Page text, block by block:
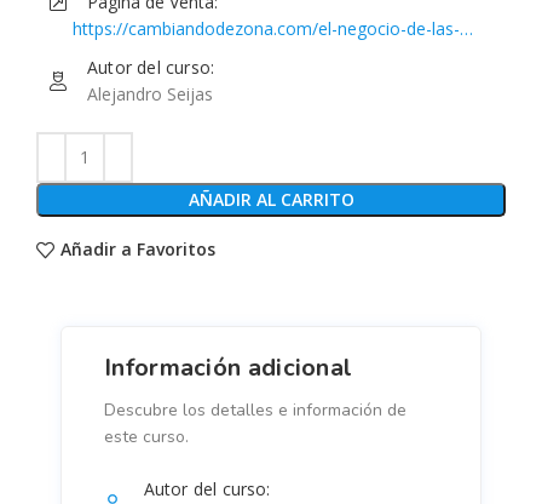
https://cambiandodezona.com/el-negocio-de-las-
importaciones/
Autor del curso:
Alejandro Seijas
AÑADIR AL CARRITO
Añadir a Favoritos
Información adicional
Descubre los detalles e información de
este curso.
Autor del curso: